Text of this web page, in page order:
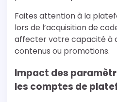
Faites attention à la
lors de l’acquisition de
affecter votre capacité à
contenus ou promotions.
Impact des
les comptes de